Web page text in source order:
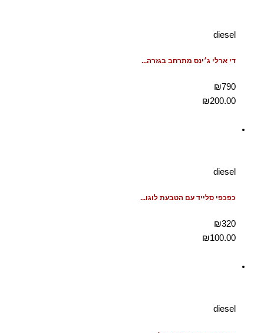
diesel
די ארלי ג׳ינס מתרחב בגזרה...
₪790
₪200.00
diesel
כפכפי סלייד עם הטבעת לוגו...
₪320
₪100.00
diesel